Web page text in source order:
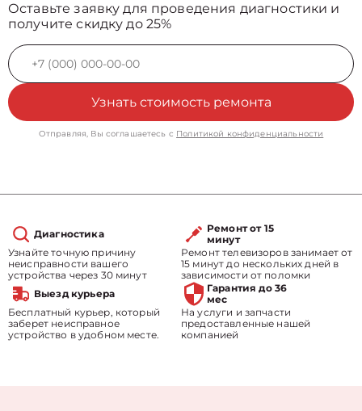
Оставьте заявку для проведения диагностики и
получите скидку до 25%
Узнать стоимость ремонта
Отправляя, Вы соглашаетесь с Политикой конфиденциальности
Диагностика
Узнайте точную причину
неисправности вашего
устройства через 30 минут
Ремонт от 15
минут
Ремонт телевизоров занимает от
15 минут до нескольких дней в
зависимости от поломки
Выезд курьера
Бесплатный курьер, который
заберет неисправное
устройство в удобном месте.
Гарантия до 36
мес
На услуги и запчасти
предоставленные нашей
компанией